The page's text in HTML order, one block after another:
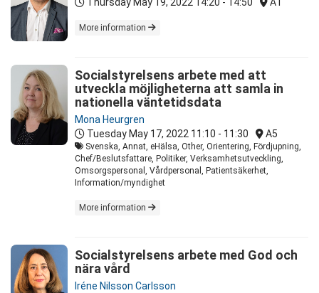
More information
Socialstyrelsens arbete med att
utveckla möjligheterna att samla in
nationella väntetidsdata
Mona Heurgren
Tuesday May 17, 2022 11:10 - 11:30 A5
Svenska, Annat, eHälsa, Other, Orientering, Fördjupning,
Chef/Beslutsfattare, Politiker, Verksamhetsutveckling,
Omsorgspersonal, Vårdpersonal, Patientsäkerhet,
Information/myndighet
More information
Socialstyrelsens arbete med God och
nära vård
Iréne Nilsson Carlsson